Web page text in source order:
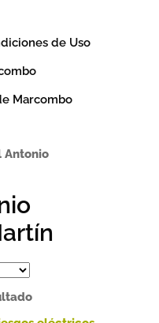
de Uso
Marcombo
Antonio